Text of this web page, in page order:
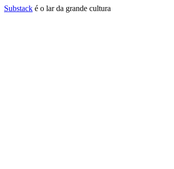
Substack é o lar da grande cultura